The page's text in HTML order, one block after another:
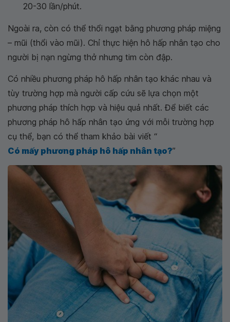
20-30 lần/phút.
Ngoài ra, còn có thể thổi ngạt bằng phương pháp miệng
– mũi (thổi vào mũi). Chỉ thực hiện hô hấp nhân tạo cho
người bị nạn ngừng thở nhưng tim còn đập.
Có nhiều phương pháp hô hấp nhân tạo khác nhau và
tùy trường hợp mà người cấp cứu sẽ lựa chọn một
phương pháp thích hợp và hiệu quả nhất. Để biết các
phương pháp hô hấp nhân tạo ứng với mỗi trường hợp
cụ thể, bạn có thể tham khảo bài viết “
Có mấy phương pháp hô hấp nhân tạo?”